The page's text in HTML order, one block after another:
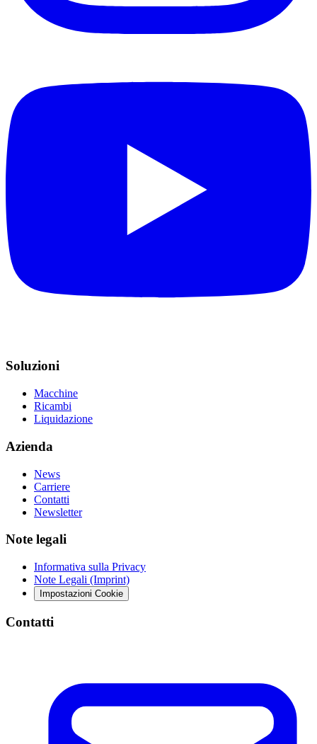
Soluzioni
Macchine
Ricambi
Liquidazione
Azienda
News
Carriere
Contatti
Newsletter
Note legali
Informativa sulla Privacy
Note Legali (Imprint)
Impostazioni Cookie
Contatti